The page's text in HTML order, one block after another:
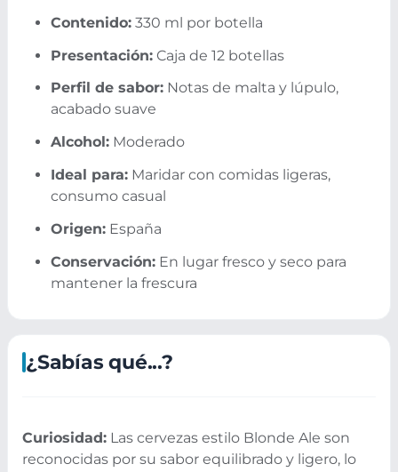
Contenido: 330 ml por botella
Presentación: Caja de 12 botellas
Perfil de sabor: Notas de malta y lúpulo,
acabado suave
Alcohol: Moderado
Ideal para: Maridar con comidas ligeras,
consumo casual
Origen: España
Conservación: En lugar fresco y seco para
mantener la frescura
¿Sabías qué...?
Curiosidad: Las cervezas estilo Blonde Ale son
reconocidas por su sabor equilibrado y ligero, lo